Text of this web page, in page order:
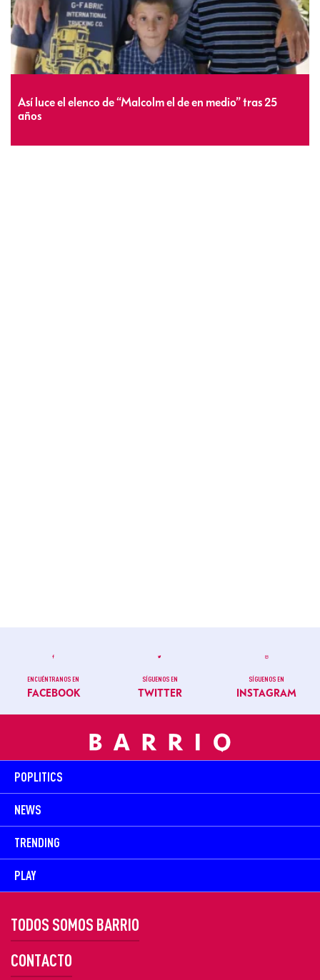
Así luce el elenco de “Malcolm el de en medio” tras 25
años
ENCUÉNTRANOS EN
FACEBOOK
SÍGUENOS EN
TWITTER
SÍGUENOS EN
INSTAGRAM
POPLITICS
NEWS
TRENDING
PLAY
TODOS SOMOS BARRIO
CONTACTO